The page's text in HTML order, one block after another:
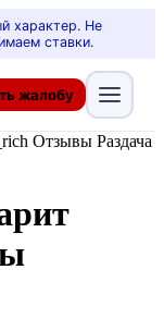
характер. Не
ставки.
жалобу
Отзывы Раздача